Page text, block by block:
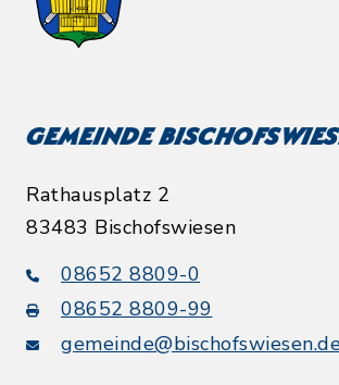
Gemeinde
Rathausplatz 2
83483 Bischofswiesen
08652 8809-0
08652 8809-99